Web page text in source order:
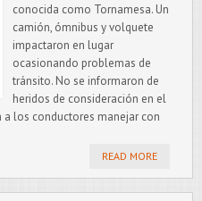
conocida como Tornamesa. Un
camión, ómnibus y volquete
impactaron en lugar
ocasionando problemas de
tránsito. No se informaron de
heridos de consideración en el
a los conductores manejar con
READ MORE